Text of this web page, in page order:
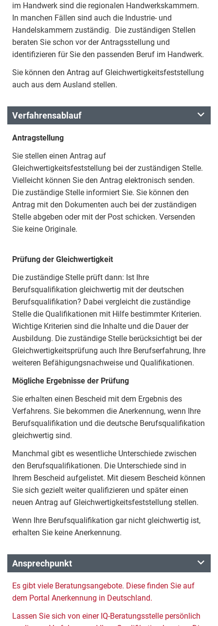
im Handwerk sind die regionalen Handwerkskammern.
In manchen Fällen sind auch die Industrie- und
Handelskammern zuständig. Die zuständigen Stellen
beraten Sie schon vor der Antragsstellung und
identifizieren für Sie den passenden Beruf im Handwerk.
Sie können den Antrag auf Gleichwertigkeitsfeststellung
auch aus dem Ausland stellen.
Verfahrensablauf
Antragstellung
Sie stellen einen Antrag auf
Gleichwertigkeitsfeststellung bei der zuständigen Stelle.
Vielleicht können Sie den Antrag elektronisch senden.
Die zuständige Stelle informiert Sie. Sie können den
Antrag mit den Dokumenten auch bei der zuständigen
Stelle abgeben oder mit der Post schicken. Versenden
Sie keine Originale.
Prüfung der Gleichwertigkeit
Die zuständige Stelle prüft dann: Ist Ihre
Berufsqualifikation gleichwertig mit der deutschen
Berufsqualifikation? Dabei vergleicht die zuständige
Stelle die Qualifikationen mit Hilfe bestimmter Kriterien.
Wichtige Kriterien sind die Inhalte und die Dauer der
Ausbildung. Die zuständige Stelle berücksichtigt bei der
Gleichwertigkeitsprüfung auch Ihre Berufserfahrung, Ihre
weiteren Befähigungsnachweise und Qualifikationen.
Mögliche Ergebnisse der Prüfung
Sie erhalten einen Bescheid mit dem Ergebnis des
Verfahrens. Sie bekommen die Anerkennung, wenn Ihre
Berufsqualifikation und die deutsche Berufsqualifikation
gleichwertig sind.
Manchmal gibt es wesentliche Unterschiede zwischen
den Berufsqualifikationen. Die Unterschiede sind in
Ihrem Bescheid aufgelistet. Mit diesem Bescheid können
Sie sich gezielt weiter qualifizieren und später einen
neuen Antrag auf Gleichwertigkeitsfeststellung stellen.
Wenn Ihre Berufsqualifikation gar nicht gleichwertig ist,
erhalten Sie keine Anerkennung.
Ansprechpunkt
Es gibt viele Beratungsangebote. Diese finden Sie auf
dem Portal Anerkennung in Deutschland.
Lassen Sie sich von einer IQ-Beratungsstelle persönlich